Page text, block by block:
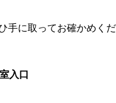
手に取ってお確かめくだ
入口